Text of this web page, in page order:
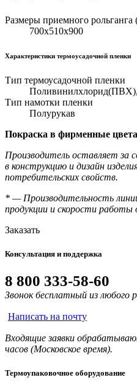
Размеры приемного
700х510х900
Характеристики термоусадочной пленки
Тип термоусадочной пленки
Тип намотки пленки
Полурукав
Покраска в фирменные цвета
Производитель оставляет за
в конструкцию и дизайн
потребительских свойств.
* — Производительность
продукции и скорости работы
Заказать
Консультация и поддержка
8 800 333-58-60
Звонок бесплатный из любого
Написать на почту
Входящие заявки
часов (Московское время).
Термоупаковочное оборудование